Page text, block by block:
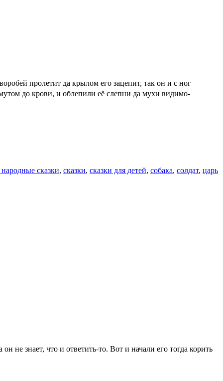
пролетит да крылом его зацепит, так он и с ног
до крови, и облепили её слепни да мухи видимо-
народные сказки, сказки, сказки для детей, собака, солдат, царь
не знает, что и ответить-то. Вот и начали его тогда корить